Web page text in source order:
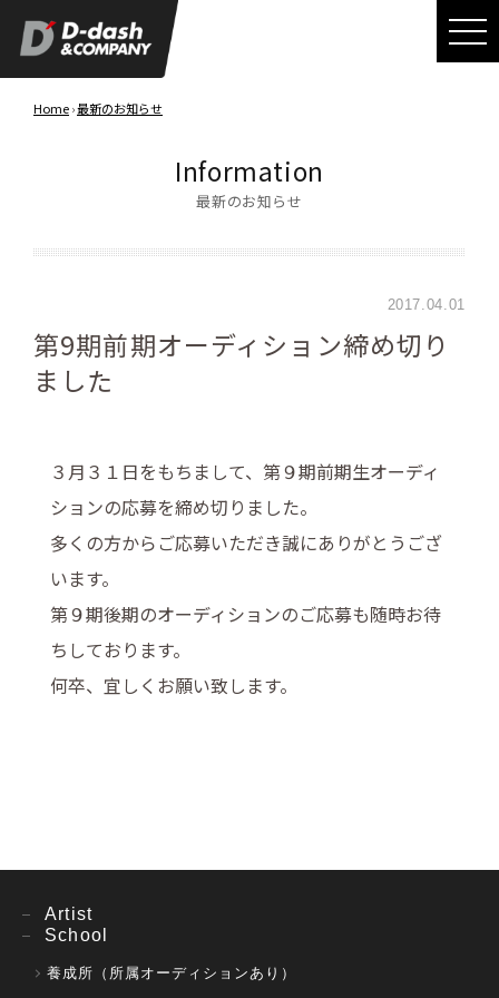
Home›最新のお知らせ
Information
最新のお知らせ
2017.04.01
第9期前期オーディション締め切り
ました
３月３１日をもちまして、第９期前期生オーディ
ションの応募を締め切りました。
多くの方からご応募いただき誠にありがとうござ
います。
第９期後期のオーディションのご応募も随時お待
ちしております。
何卒、宜しくお願い致します。
Artist
School
養成所（所属オーディションあり）